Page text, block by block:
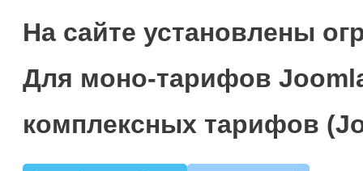
На сайте установлены
Для моно-тарифов
комплексных тарифов